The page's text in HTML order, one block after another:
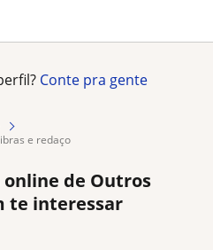
Conte pra gente
e redaço
de Outros
te interessar